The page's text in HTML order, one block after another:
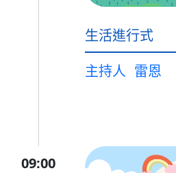
生活進行式
主持人 雷恩
09:00